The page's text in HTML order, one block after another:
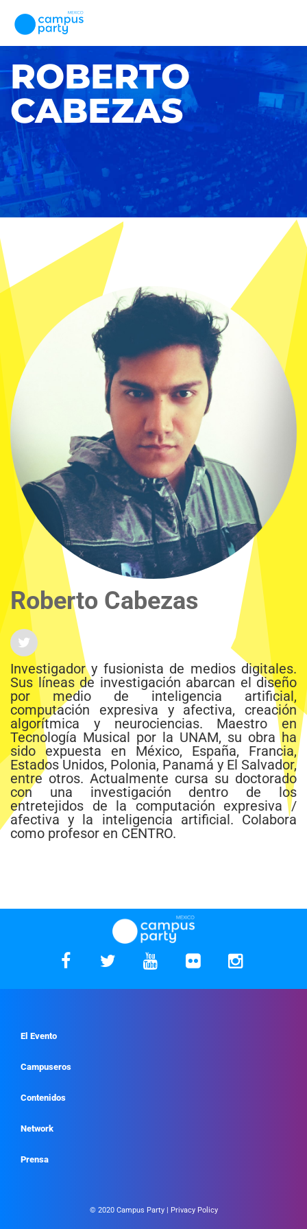
ROBERTO
CABEZAS
Roberto Cabezas
Investigador y fusionista de medios digitales.
Sus líneas de investigación abarcan el diseño
por medio de inteligencia artificial,
computación expresiva y afectiva, creación
algorítmica y neurociencias. Maestro en
Tecnología Musical por la UNAM, su obra ha
sido expuesta en México, España, Francia,
Estados Unidos, Polonia, Panamá y El Salvador,
entre otros. Actualmente cursa su doctorado
con una investigación dentro de los
entretejidos de la computación expresiva /
afectiva y la inteligencia artificial. Colabora
como profesor en CENTRO.
El Evento
Campuseros
Contenidos
Network
Prensa
© 2020 Campus Party | Privacy Policy